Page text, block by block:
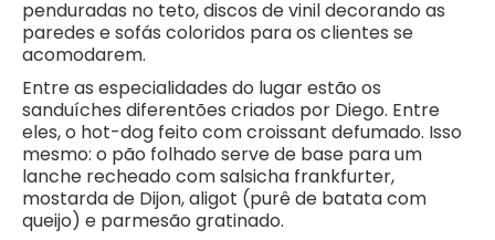
penduradas no teto, discos de vinil decorando as
paredes e sofás coloridos para os clientes se
acomodarem.
Entre as especialidades do lugar estão os
sanduíches diferentões criados por Diego. Entre
eles, o hot-dog feito com croissant defumado. Isso
mesmo: o pão folhado serve de base para um
lanche recheado com salsicha frankfurter,
mostarda de Dijon, aligot (purê de batata com
queijo) e parmesão gratinado.